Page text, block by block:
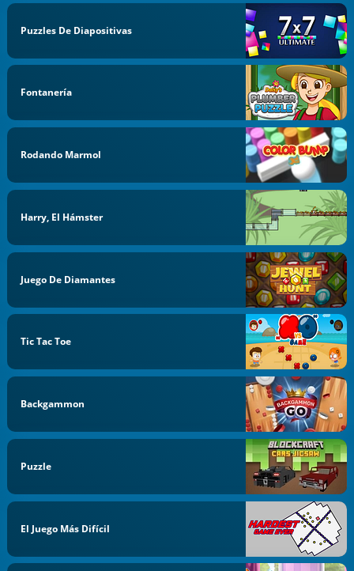
Puzzles De Diapositivas
Fontanería
Rodando Marmol
Harry, El Hámster
Juego De Diamantes
Tic Tac Toe
Backgammon
Puzzle
El Juego Más Difícil